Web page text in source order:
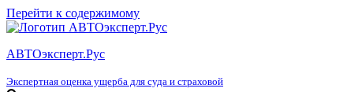
Перейти к содержимому
АВТОэксперт.Рус
Экспертная оценка ущерба для суда и страховой